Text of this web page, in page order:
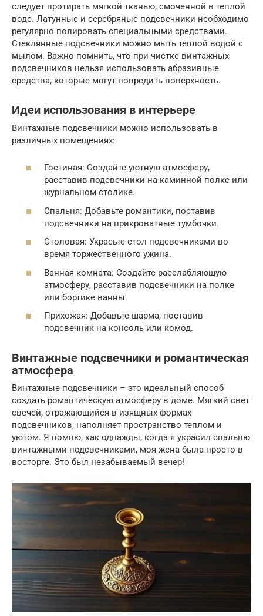
следует протирать мягкой тканью, смоченной в теплой
воде. Латунные и серебряные подсвечники необходимо
регулярно полировать специальными средствами.
Стеклянные подсвечники можно мыть теплой водой с
мылом. Важно помнить, что при чистке винтажных
подсвечников нельзя использовать абразивные
средства, которые могут повредить поверхность.
Идеи использования в интерьере
Винтажные подсвечники можно использовать в
различных помещениях:
Гостиная: Создайте уютную атмосферу,
расставив подсвечники на каминной полке или
журнальном столике.
Спальня: Добавьте романтики, поставив
подсвечники на прикроватные тумбочки.
Столовая: Украсьте стол подсвечниками во
время торжественного ужина.
Ванная комната: Создайте расслабляющую
атмосферу, расставив подсвечники на полке
или бортике ванны.
Прихожая: Добавьте шарма, поставив
подсвечник на консоль или комод.
Винтажные подсвечники и романтическая
атмосфера
Винтажные подсвечники – это идеальный способ
создать романтическую атмосферу в доме. Мягкий свет
свечей, отражающийся в изящных формах
подсвечников, наполняет пространство теплом и
уютом. Я помню, как однажды, когда я украсил спальню
винтажными подсвечниками, моя жена была просто в
восторге. Это был незабываемый вечер!